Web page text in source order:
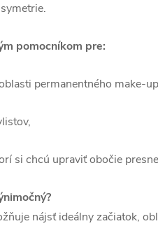
pomocníkom pre:
permanentného make-
si chcú upraviť obočie
nájsť ideálny začiatok,